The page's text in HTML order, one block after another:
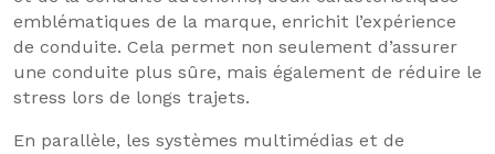
emblématiques de la marque, enrichit l’expérience
de conduite. Cela permet non seulement d’assurer
une conduite plus sûre, mais également de réduire le
stress lors de longs trajets.
En parallèle, les systèmes multimédias et de